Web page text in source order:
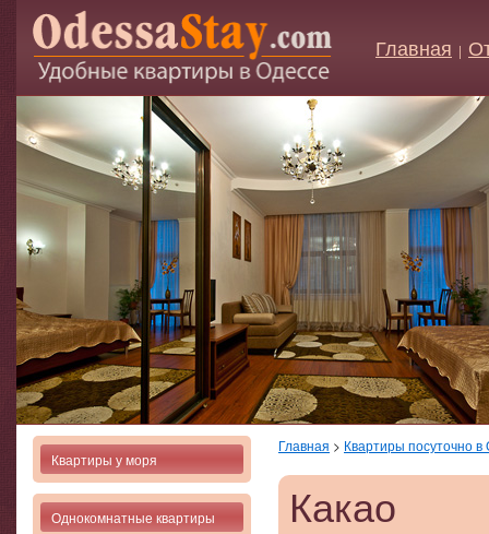
Главная |
Квартиры у моря
Однокомнатные квартиры
Главная > Квартиры посуточно в
Какао